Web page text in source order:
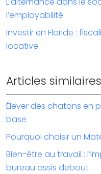
l’employabilité
Investir en Floride :
locative
Articles similaires
Élever des chatons en
base
Pourquoi choisir un
Bien-être au travail :
bureau assis debout